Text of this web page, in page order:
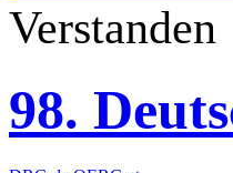
Verstanden
98.